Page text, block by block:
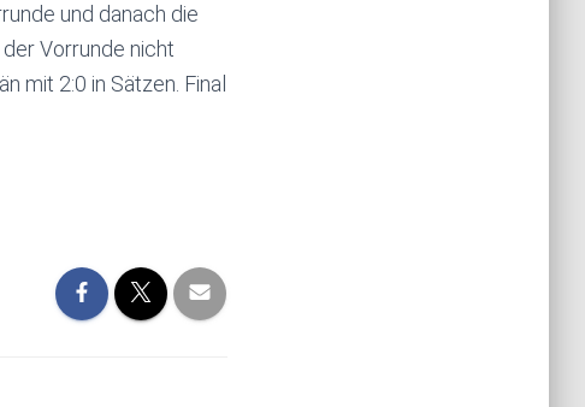
und danach die
Vorrunde nicht
mit 2:0 in Sätzen. Final